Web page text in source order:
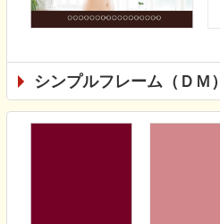
シンプルフレーム（ＤＭ）